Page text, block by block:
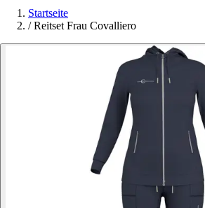
Startseite
/ Reitset Frau Covalliero